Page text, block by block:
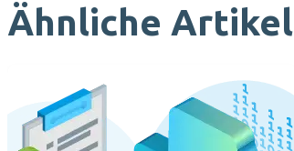
Ähnliche Artikel